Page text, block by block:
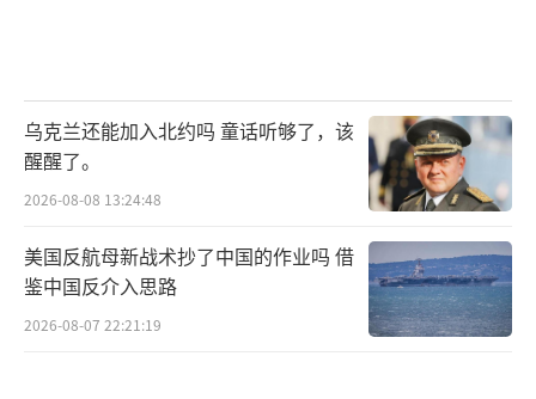
乌克兰还能加入北约吗 童话听够了，该
醒醒了。
2026-08-08 13:24:48
美国反航母新战术抄了中国的作业吗 借
鉴中国反介入思路
2026-08-07 22:21:19